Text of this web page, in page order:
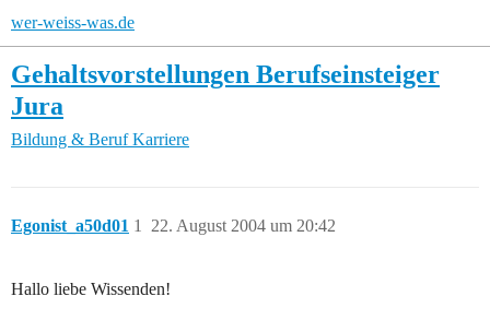
wer-weiss-was.de
Gehaltsvorstellungen Berufseinsteiger
Jura
Bildung & Beruf Karriere
Egonist_a50d01 22. August 2004 um 20:42
1
Hallo liebe Wissenden!